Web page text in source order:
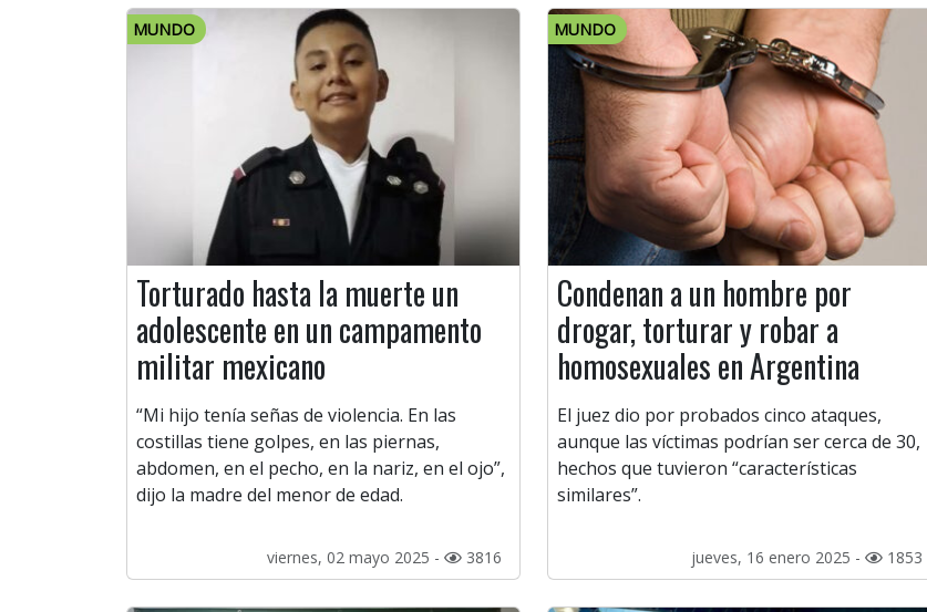
MUNDO
Torturado hasta la muerte un
adolescente en un campamento
militar mexicano
“Mi hijo tenía señas de violencia. En las
costillas tiene golpes, en las piernas,
abdomen, en el pecho, en la nariz, en el ojo”,
dijo la madre del menor de edad.
viernes, 02 mayo 2025 - 3816
MUNDO
Condenan a un hombre por
drogar, torturar y robar a
homosexuales en Argentina
El juez dio por probados cinco ataques,
aunque las víctimas podrían ser cerca de 30,
hechos que tuvieron “características
similares”.
jueves, 16 enero 2025 - 1853